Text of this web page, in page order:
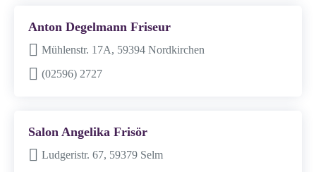
Anton Degelmann Friseur
Mühlenstr. 17A, 59394 Nordkirchen
(02596) 2727
Salon Angelika Frisör
Ludgeristr. 67, 59379 Selm